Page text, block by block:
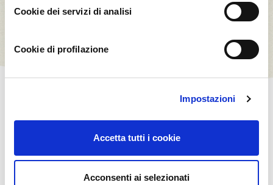
Cookie dei servizi di analisi
Cookie di profilazione
Impostazioni
Accetta tutti i cookie
Acconsenti ai selezionati
Continua la tua
esperienza tutto l’anno